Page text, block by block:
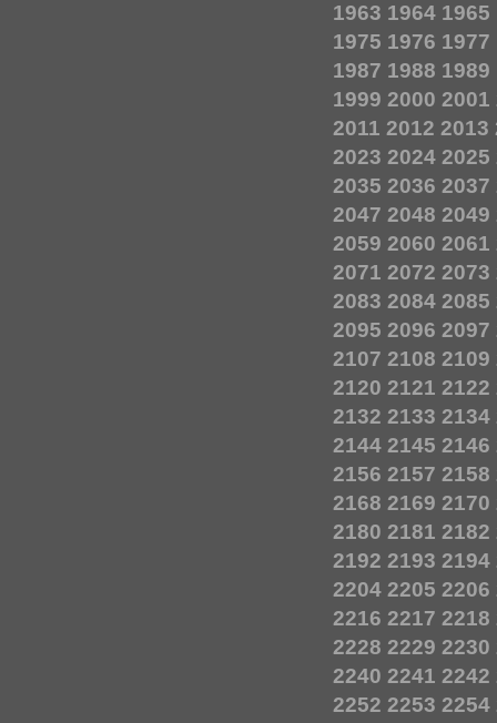
1963 1964 1965
1975 1976 1977
1987 1988 1989
1999 2000 2001
2011 2012 2013
2023 2024 2025
2035 2036 2037
2047 2048 2049
2059 2060 2061
2071 2072 2073
2083 2084 2085
2095 2096 2097
2107 2108 2109
2120 2121 2122
2132 2133 2134
2144 2145 2146
2156 2157 2158
2168 2169 2170
2180 2181 2182
2192 2193 2194
2204 2205 2206
2216 2217 2218
2228 2229 2230
2240 2241 2242
2252 2253 2254